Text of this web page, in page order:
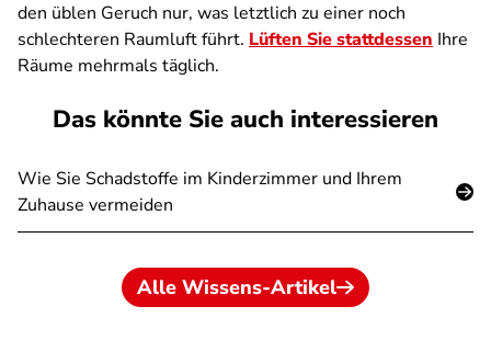
den üblen Geruch nur, was letztlich zu einer noch
schlechteren Raumluft führt. Lüften Sie stattdessen Ihre
Räume mehrmals täglich.
Das könnte Sie auch interessieren
Wie Sie Schadstoffe im Kinderzimmer und Ihrem
Zuhause vermeiden
Alle Wissens-Artikel